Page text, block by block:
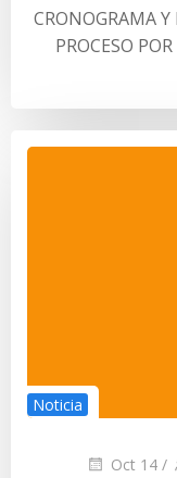
CRONOGRAMA
PROCESO
Noticia
Oct 14 /